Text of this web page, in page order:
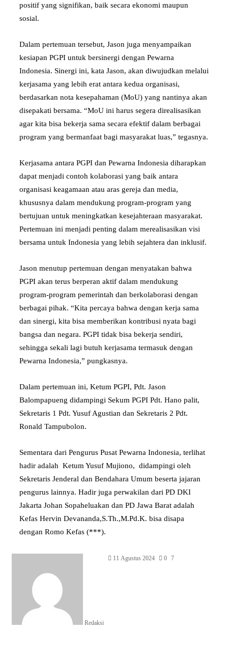
positif yang signifikan, baik secara ekonomi maupun
sosial.
Dalam pertemuan tersebut, Jason juga menyampaikan
kesiapan PGPI untuk bersinergi dengan Pewarna
Indonesia. Sinergi ini, kata Jason, akan diwujudkan melalui
kerjasama yang lebih erat antara kedua organisasi,
berdasarkan nota kesepahaman (MoU) yang nantinya akan
disepakati bersama. “MoU ini harus segera direalisasikan
agar kita bisa bekerja sama secara efektif dalam berbagai
program yang bermanfaat bagi masyarakat luas,” tegasnya.
Kerjasama antara PGPI dan Pewarna Indonesia diharapkan
dapat menjadi contoh kolaborasi yang baik antara
organisasi keagamaan atau aras gereja dan media,
khususnya dalam mendukung program-program yang
bertujuan untuk meningkatkan kesejahteraan masyarakat.
Pertemuan ini menjadi penting dalam merealisasikan visi
bersama untuk Indonesia yang lebih sejahtera dan inklusif.
Jason menutup pertemuan dengan menyatakan bahwa
PGPI akan terus berperan aktif dalam mendukung
program-program pemerintah dan berkolaborasi dengan
berbagai pihak. “Kita percaya bahwa dengan kerja sama
dan sinergi, kita bisa memberikan kontribusi nyata bagi
bangsa dan negara. PGPI tidak bisa bekerja sendiri,
sehingga sekali lagi butuh kerjasama termasuk dengan
Pewarna Indonesia,” pungkasnya.
Dalam pertemuan ini, Ketum PGPI, Pdt. Jason
Balompapueng didampingi Sekum PGPI Pdt. Hano palit,
Sekretaris 1 Pdt. Yusuf Agustian dan Sekretaris 2 Pdt.
Ronald Tampubolon.
Sementara dari Pengurus Pusat Pewarna Indonesia, terlihat
hadir adalah Ketum Yusuf Mujiono, didampingi oleh
Sekretaris Jenderal dan Bendahara Umum beserta jajaran
pengurus lainnya. Hadir juga perwakilan dari PD DKI
Jakarta Johan Sopaheluakan dan PD Jawa Barat adalah
Kefas Hervin Devananda,S.Th.,M.Pd.K. bisa disapa
dengan Romo Kefas (***).
Redaksi
11 Agustus 2024 0 7